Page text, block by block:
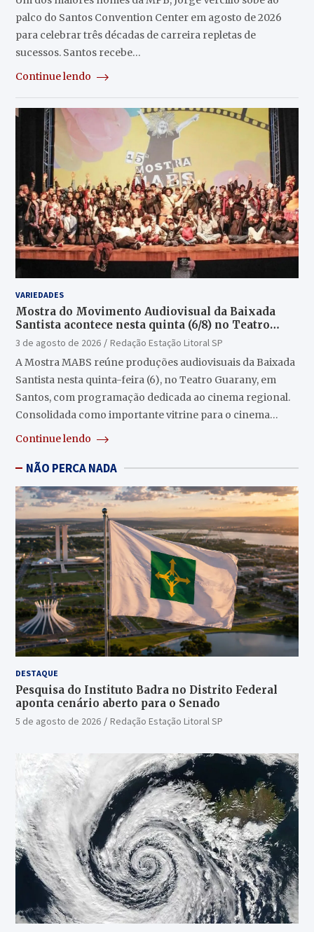
palco do Santos Convention Center em agosto de 2026
para celebrar três décadas de carreira repletas de
sucessos. Santos recebe…
Continue lendo
VARIEDADES
Mostra do Movimento Audiovisual da Baixada
Santista acontece nesta quinta (6/8) no Teatro
Guarany
3 de agosto de 2026
Redação Estação Litoral SP
A Mostra MABS reúne produções audiovisuais da Baixada
Santista nesta quinta-feira (6), no Teatro Guarany, em
Santos, com programação dedicada ao cinema regional.
Consolidada como importante vitrine para o cinema…
Continue lendo
NÃO PERCA NADA
DESTAQUE
Pesquisa do Instituto Badra no Distrito Federal
aponta cenário aberto para o Senado
5 de agosto de 2026 Redação Estação Litoral SP